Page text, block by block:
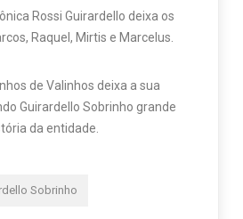
Rossi Guirardello deixa os
Raquel, Mirtis e Marcelus.
de Valinhos deixa a sua
Guirardello Sobrinho grande
da entidade.
Sobrinho